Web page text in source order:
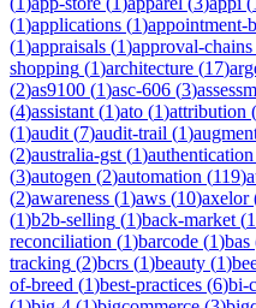
(1)applications (1)appointment-
(1)appraisals (1)approval-chains
shopping (1)architecture (17)
(2)as9100 (1)asc-606 (3)
(4)assistant (1)ato (1)attribution (
(1)audit (7)audit-trail (1)
(2)australia-gst (1)authentication
(3)autogen (2)automation (119)
(2)awareness (1)aws (10)axelor
(1)b2b-selling (1)back-market (1
reconciliation (1)barcode (1)bas
tracking (2)bcrs (1)beauty (1)
of-breed (1)best-practices (6)bi-